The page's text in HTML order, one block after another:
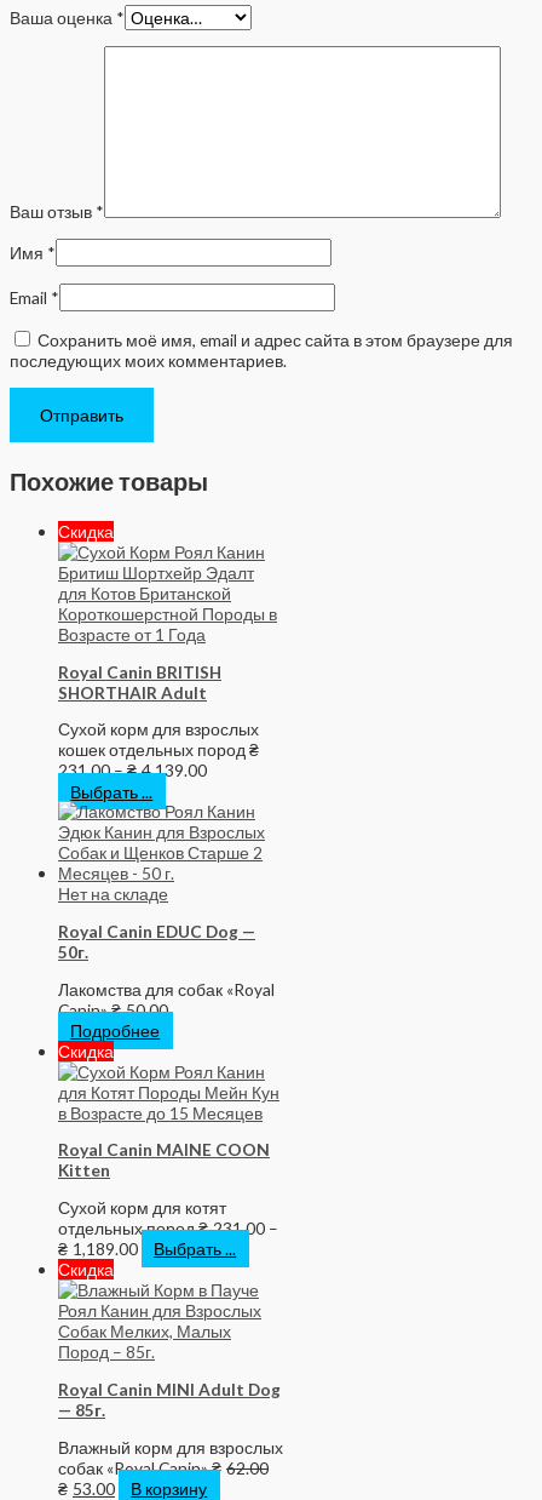
Ваша оценка *
Ваш отзыв *
Имя *
Email *
Сохранить моё имя, email и адрес сайта в этом браузере для
последующих моих комментариев.
Похожие товары
Скидка
Royal Canin BRITISH
SHORTHAIR Adult
Сухой корм для взрослых
кошек отдельных пород₴
231.00–₴ 4,139.00
Выбрать ...
Нет на складе
Royal Canin EDUC Dog —
50г.
Лакомства для собак «Royal
Canin»₴ 50.00
Подробнее
Скидка
Royal Canin MAINE COON
Kitten
Сухой корм для котят
отдельных пород₴ 231.00 –
₴ 1,189.00
Выбрать ...
Скидка
Royal Canin MINI Adult Dog
— 85г.
Влажный корм для взрослых
собак «Royal Canin»₴ 62.00
₴ 53.00 В корзину